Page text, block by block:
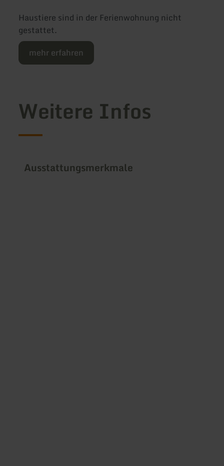
Haustiere sind in der Ferienwohnung nicht
gestattet.
mehr erfahren
Weitere Infos
Ausstattungsmerkmale